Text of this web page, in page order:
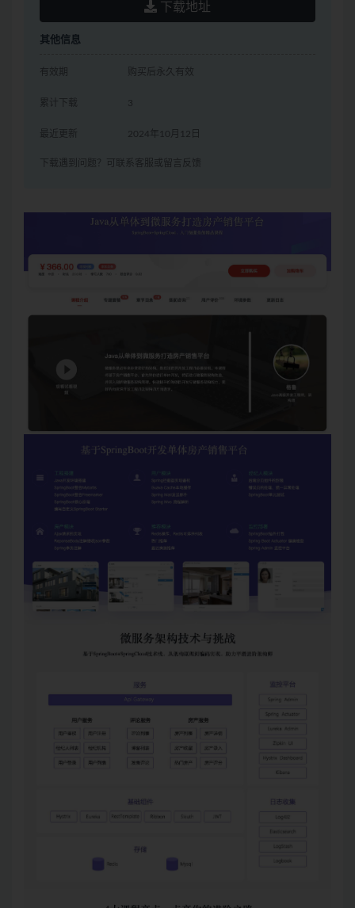
下载地址
其他信息
有效期 购买后永久有效
累计下载 3
最近更新 2024年10月12日
下载遇到问题？可联系客服或留言反馈